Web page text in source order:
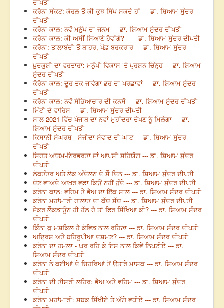
ਕਰੋਨਾ ਸੰਕਟ: ਕੇਰਲ ਤੋਂ ਕੀ ਕੁਝ ਸਿੱਖ ਸਕਦੇ ਹਾਂ --- ਡਾ. ਸ਼ਿਆਮ ਸੁੰਦਰ
ਦੀਪਤੀ
ਕਰੋਨਾ ਕਾਲ: ਨਵੇਂ ਮਨੁੱਖ ਦਾ ਜਨਮ --- ਡਾ. ਸ਼ਿਆਮ ਸੁੰਦਰ ਦੀਪਤੀ
ਕਰੋਨਾ ਕਾਲ: ਕੀ ਅਸੀਂ ਸਿਆਣੇ ਹੋਵਾਂਗੇ? --- - ਡਾ. ਸ਼ਿਆਮ ਸੁੰਦਰ ਦੀਪਤੀ
ਕਰੋਨਾ: ਤਾਲਾਬੰਦੀ ਤੋਂ ਬਾਹਰ, ਖੌਫ਼ ਬਰਕਰਾਰ --- ਡਾ. ਸ਼ਿਆਮ ਸੁੰਦਰ
ਦੀਪਤੀ
ਖ਼ੁਦਕੁਸ਼ੀ ਦਾ ਵਰਤਾਰਾ: ਮਨੁੱਖੀ ਵਿਕਾਸ ’ਤੇ ਪ੍ਰਸ਼ਨ ਚਿੰਨ੍ਹ --- ਡਾ. ਸ਼ਿਆਮ
ਸੁੰਦਰ ਦੀਪਤੀ
ਕੋਰੋਨਾ ਕਾਲ: ਦੂਰ ਤਕ ਜਾਵੇਗਾ ਡਰ ਦਾ ਪਰਛਾਵਾਂ --- ਡਾ. ਸ਼ਿਆਮ ਸੁੰਦਰ
ਦੀਪਤੀ
ਕਰੋਨਾ ਕਾਲ: ਨਵੇਂ ਸੱਭਿਆਚਾਰ ਦੀ ਕਨਸੋ --- ਡਾ. ਸ਼ਿਆਮ ਸੁੰਦਰ ਦੀਪਤੀ
ਮਿੱਟੀ ਦੇ ਵਾਰਿਸ --- ਡਾ. ਸ਼ਿਆਮ ਸੁੰਦਰ ਦੀਪਤੀ
ਸਾਲ 2021 ਵਿੱਚ ਪੰਜਾਬ ਦਾ ਨਵਾਂ ਮੁਹਾਂਦਰਾ ਦੇਖਣ ਨੂੰ ਮਿਲੇਗਾ --- ਡਾ.
ਸ਼ਿਆਮ ਸੁੰਦਰ ਦੀਪਤੀ
ਕਿਸਾਨੀ ਸੰਘਰਸ਼ - ਸੰਜੀਦਾ ਸੰਵਾਦ ਦੀ ਘਾਟ --- ਡਾ. ਸ਼ਿਆਮ ਸੁੰਦਰ
ਦੀਪਤੀ
ਸਿਹਤ ਆਤਮ-ਨਿਰਭਰਤਾ ਜਾਂ ਆਪਸੀ ਸਹਿਯੋਗ --- ਡਾ. ਸ਼ਿਆਮ ਸੁੰਦਰ
ਦੀਪਤੀ
ਲੋਕਤੰਤਰ ਅਤੇ ਲੋਕ ਅੰਦੋਲਨ ਦੇ ਸੌ ਦਿਨ --- ਡਾ. ਸ਼ਿਆਮ ਸੁੰਦਰ ਦੀਪਤੀ
ਚੋਣ ਵਾਅਦੇ ਆਖ਼ਰ ਵਫ਼ਾ ਕਿਉਂ ਨਹੀਂ ਹੁੰਦੇ --- ਡਾ. ਸ਼ਿਆਮ ਸੁੰਦਰ ਦੀਪਤੀ
ਕਰੋਨਾ ਕਾਲ: ਵਹਿਮ ਤੇ ਭੈਅ ਦਾ ਇੱਕ ਸਾਲ --- ਡਾ. ਸ਼ਿਆਮ ਸੁੰਦਰ ਦੀਪਤੀ
ਕਰੋਨਾ ਮਹਾਂਮਾਰੀ ਹਾਲਾਤ ਦਾ ਕੱਚ ਸੱਚ --- ਡਾ. ਸ਼ਿਆਮ ਸੁੰਦਰ ਦੀਪਤੀ
ਜੇਕਰ ਲੌਕਡਾਊਨ ਹੀ ਹੱਲ ਹੈ ਤਾਂ ਫਿਰ ਸਿੱਖਿਆ ਕੀ? --- ਡਾ. ਸ਼ਿਆਮ ਸੁੰਦਰ
ਦੀਪਤੀ
ਕਿੰਨਾ ਕੁ ਮੁਸ਼ਕਿਲ ਹੈ ਕੋਵਿਡ ਨਾਲ ਰਹਿਣਾ --- ਡਾ. ਸ਼ਿਆਮ ਸੁੰਦਰ ਦੀਪਤੀ
ਅਦ੍ਰਿਸ਼ ਅਤੇ ਬਹਿਰੂਪੀਆ ਦੁਸ਼ਮਣ? --- ਡਾ. ਸ਼ਿਆਮ ਸੁੰਦਰ ਦੀਪਤੀ
ਕਰੋਨਾ ਦਾ ਹਮਲਾ - ਘਰ ਰਹਿ ਕੇ ਇਸ ਨਾਲ ਕਿਵੇਂ ਨਿਪਟੀਏ --- ਡਾ.
ਸ਼ਿਆਮ ਸੁੰਦਰ ਦੀਪਤੀ
ਕਰੋਨਾ ਨੇ ਕਈਆਂ ਦੇ ਚਿਹਰਿਆਂ ਤੋਂ ਉਤਾਰੇ ਮਾਸਕ --- ਡਾ. ਸ਼ਿਆਮ ਸੰਦਰ
ਦੀਪਤੀ
ਕਰੋਨਾ ਦੀ ਤੀਸਰੀ ਲਹਿਰ: ਭੈਅ ਅਤੇ ਵਹਿਮ --- ਡਾ. ਸ਼ਿਆਮ ਸੁੰਦਰ
ਦੀਪਤੀ
ਕਰੋਨਾ ਮਹਾਂਮਾਰੀ: ਸਬਕ ਸਿੱਖੀਏ ਤੇ ਅੱਗੇ ਵਧੀਏ --- ਡਾ. ਸਿਆਮ ਸੁੰਦਰ